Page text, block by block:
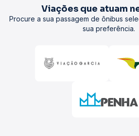
Viações que atuam
Procure a sua passagem de ônibus
sua preferência.